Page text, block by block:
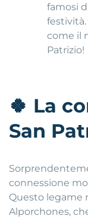
famosi
come il
Patrizio!
🍀 La
San
connessione
Questo legame
Alporchones,